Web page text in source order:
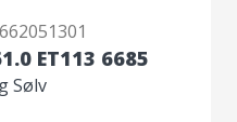
ET113 6685
Sølv